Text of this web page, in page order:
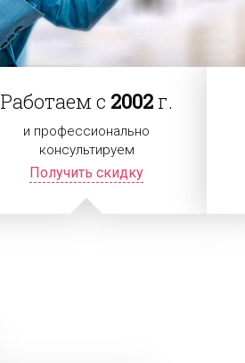
Работаем с 2002 г.
и профессионально
консультируем
Получить скидку